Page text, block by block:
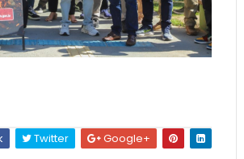
Twitter Google+